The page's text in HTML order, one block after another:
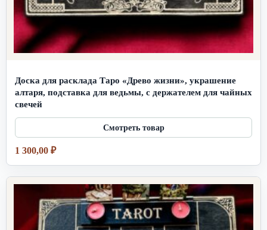
Доска для расклада Таро «Древо жизни», украшение
алтаря, подставка для ведьмы, с держателем для чайных
свечей
1 300,00 ₽